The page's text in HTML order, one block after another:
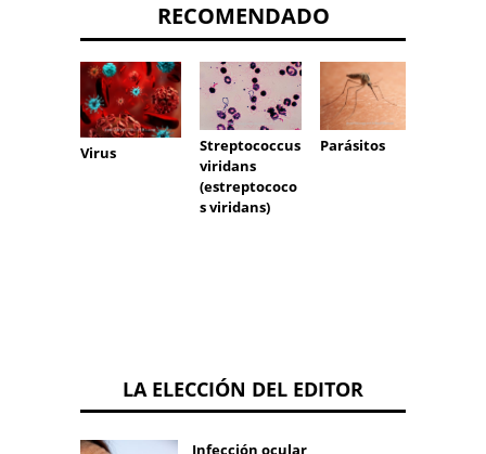
RECOMENDADO
Virus
Streptococcus
viridans
(estreptococo
s viridans)
Parásitos
LA ELECCIÓN DEL EDITOR
Infección ocular